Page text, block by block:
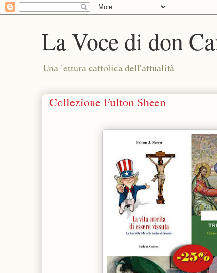
La Voce di don
Una lettura cattolica dell'attualità
Collezione Fulton Sheen